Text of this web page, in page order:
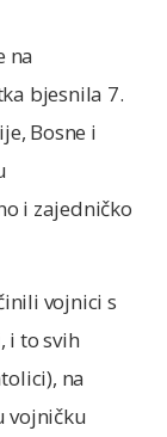
na
bjesnila 7.
Bosne i
i zajedničko
vojnici s
i to svih
na
vojničku